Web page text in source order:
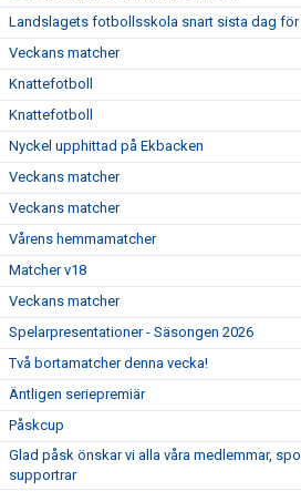
Landslagets fotbollsskola snart sista dag för
Veckans matcher
Knattefotboll
Knattefotboll
Nyckel upphittad på Ekbacken
Veckans matcher
Veckans matcher
Vårens hemmamatcher
Matcher v18
Veckans matcher
Spelarpresentationer - Säsongen 2026
Två bortamatcher denna vecka!
Äntligen seriepremiär
Påskcup
Glad påsk önskar vi alla våra medlemmar,
supportrar